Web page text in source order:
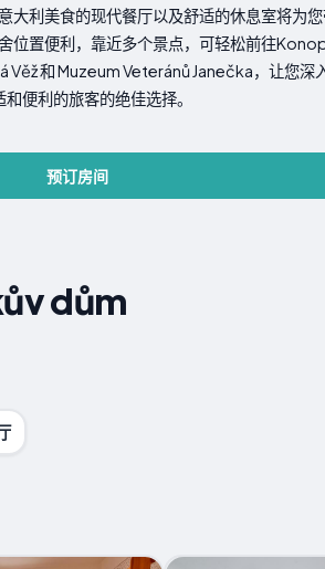
利美食的现代餐厅以及舒适的休息室将为
位置便利，靠近多个景点，可轻松前往
和 Muzeum Veteránů Janečka，让您
便利的旅客的绝佳选择。
预订房间
dům